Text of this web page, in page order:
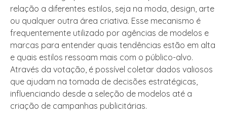
relação a diferentes estilos, seja na moda, design, arte
ou qualquer outra área criativa. Esse mecanismo é
frequentemente utilizado por agências de modelos e
marcas para entender quais tendências estão em alta
e quais estilos ressoam mais com o público-alvo.
Através da votação, é possível coletar dados valiosos
que ajudam na tomada de decisões estratégicas,
influenciando desde a seleção de modelos até a
criação de campanhas publicitárias.